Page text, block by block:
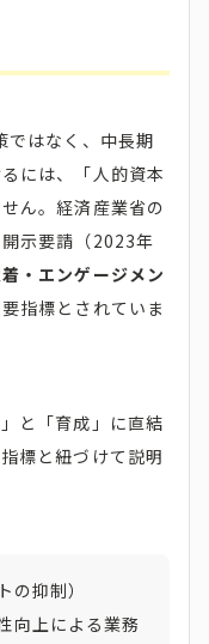
ではなく、中長期
には、「人的資本
ん。経済産業省の
開示要請（2023年
・エンゲージメン
指標とされていま
と「育成」に直結
標と紐づけて説明
抑制）
向上による業務